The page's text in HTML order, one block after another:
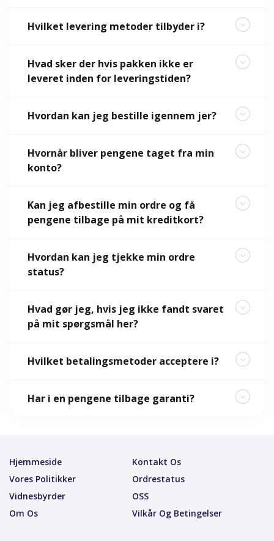
Hvilket levering metoder tilbyder i?
Hvad sker der hvis pakken ikke er
leveret inden for leveringstiden?
Hvordan kan jeg bestille igennem jer?
Hvornår bliver pengene taget fra min
konto?
Kan jeg afbestille min ordre og få
pengene tilbage på mit kreditkort?
Hvordan kan jeg tjekke min ordre
status?
Hvad gør jeg, hvis jeg ikke fandt svaret
på mit spørgsmål her?
Hvilket betalingsmetoder acceptere i?
Har i en pengene tilbage garanti?
Hjemmeside
Kontakt Os
Vores Politikker
Ordrestatus
Vidnesbyrder
OSS
Om Os
Vilkår Og Betingelser